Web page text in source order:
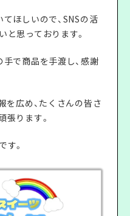
ほしいので、SNSの活
と思っております。
で商品を手渡し、感謝
を広め、たくさんの皆さ
張ります。
す。